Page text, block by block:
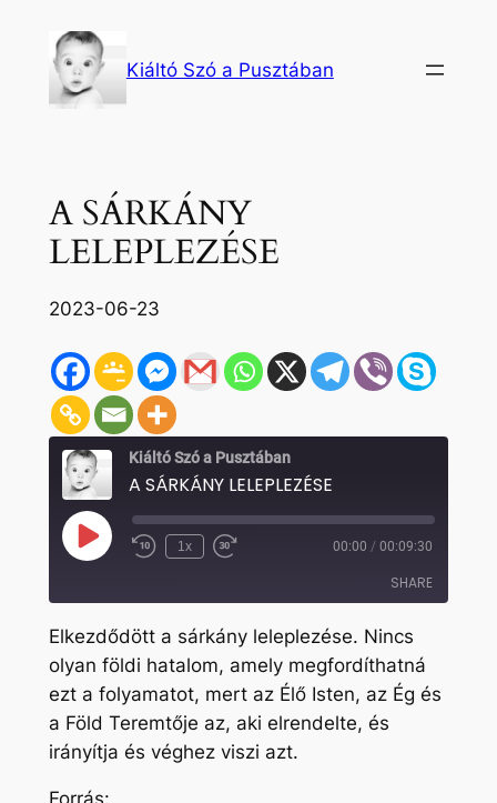
tartalomhoz
Kiáltó Szó a Pusztában
A SÁRKÁNY
LELEPLEZÉSE
2023-06-23
Kiáltó Szó a Pusztában
A SÁRKÁNY LELEPLEZÉSE
Play
Episode Rewind
1x
Fast
seconds
00:00 / 00:09:30
SHARE
SHARE
LINK
EMBED
Elkezdődött a sárkány leleplezése. Nincs
olyan földi hatalom, amely megfordíthatná
ezt a folyamatot, mert az Élő Isten, az Ég és
a Föld Teremtője az, aki elrendelte, és
irányítja és véghez viszi azt.